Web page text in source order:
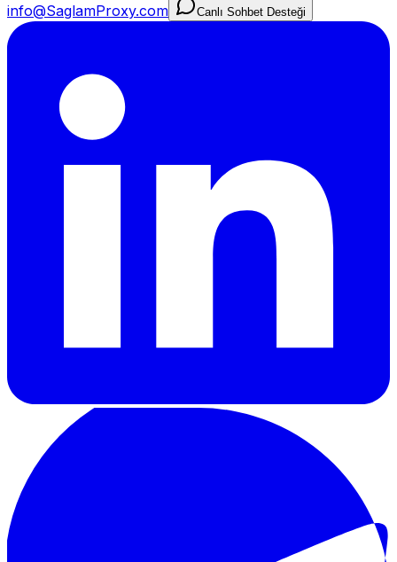
info@SaglamProxy.com
Canlı Sohbet Desteği